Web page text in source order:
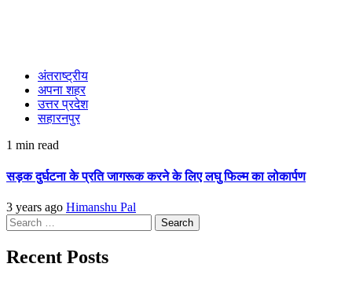
अंतराष्ट्रीय
अपना शहर
उत्तर प्रदेश
सहारनपुर
1 min read
सड़क दुर्घटना के प्रति जागरूक करने के लिए लघु फिल्म का लोकार्पण
3 years ago Himanshu Pal
Search
for:
Recent Posts